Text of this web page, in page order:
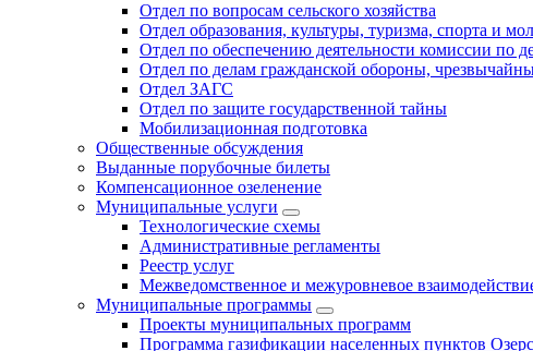
Отдел по вопросам сельского хозяйства
Отдел образования, культуры, туризма, спорта и
Отдел по обеспечению деятельности комиссии по
Отдел по делам гражданской обороны,
Отдел ЗАГС
Отдел по защите государственной тайны
Мобилизационная подготовка
Общественные обсуждения
Выданные порубочные билеты
Компенсационное озеленение
Муниципальные услуги
Технологические схемы
Административные регламенты
Реестр услуг
Межведомственное и межуровневое
Муниципальные программы
Проекты муниципальных программ
Программа газификации населенных пунктов